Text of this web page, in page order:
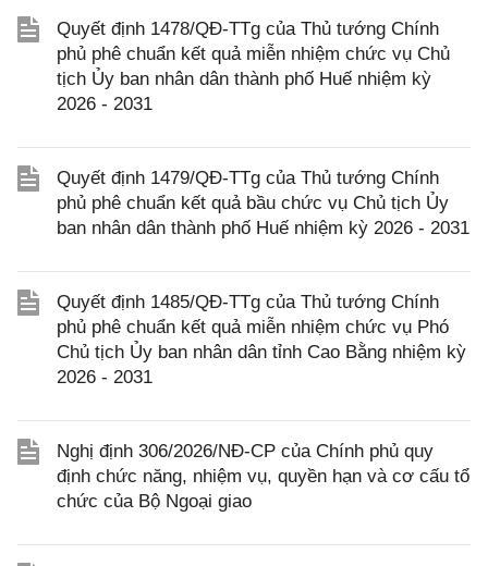
Quyết định 1478/QĐ-TTg của Thủ tướng Chính
phủ phê chuẩn kết quả miễn nhiệm chức vụ Chủ
tịch Ủy ban nhân dân thành phố Huế nhiệm kỳ
2026 - 2031
Quyết định 1479/QĐ-TTg của Thủ tướng Chính
phủ phê chuẩn kết quả bầu chức vụ Chủ tịch Ủy
ban nhân dân thành phố Huế nhiệm kỳ 2026 - 2031
Quyết định 1485/QĐ-TTg của Thủ tướng Chính
phủ phê chuẩn kết quả miễn nhiệm chức vụ Phó
Chủ tịch Ủy ban nhân dân tỉnh Cao Bằng nhiệm kỳ
2026 - 2031
Nghị định 306/2026/NĐ-CP của Chính phủ quy
định chức năng, nhiệm vụ, quyền hạn và cơ cấu tổ
chức của Bộ Ngoại giao